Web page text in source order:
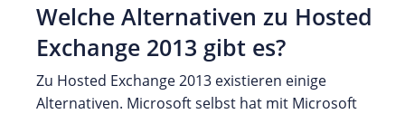
Welche Alternativen zu Hosted
Exchange 2013 gibt es?
Zu Hosted Exchange 2013 existieren einige
Alternativen. Microsoft selbst hat mit Microsoft